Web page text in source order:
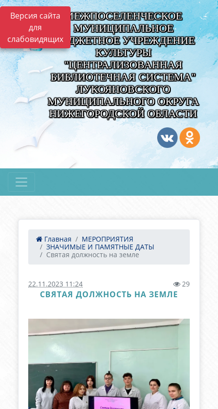
Версия сайта
для
слабовидящих
МЕЖПОСЕЛЕНЧЕСКОЕ
МУНИЦИПАЛЬНОЕ
БЮДЖЕТНОЕ УЧРЕЖДЕНИЕ
КУЛЬТУРЫ
"ЦЕНТРАЛИЗОВАННАЯ
БИБЛИОТЕЧНАЯ СИСТЕМА"
ЛУКОЯНОВСКОГО
МУНИЦИПАЛЬНОГО ОКРУГА
НИЖЕГОРОДСКОЙ ОБЛАСТИ
Главная
МЕРОПРИЯТИЯ
ЗНАЧИМЫЕ И ПАМЯТНЫЕ ДАТЫ
Святая должность на земле
22.11.2023 11:24 29
СВЯТАЯ ДОЛЖНОСТЬ НА ЗЕМЛЕ